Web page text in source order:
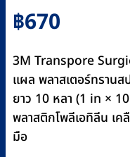
฿670
3M Transpore
แผล พลาสเตอร์ทราน
ยาว 10 หลา (1 in ×
พลาสติกโพลีเอทิลีน เค
มือ